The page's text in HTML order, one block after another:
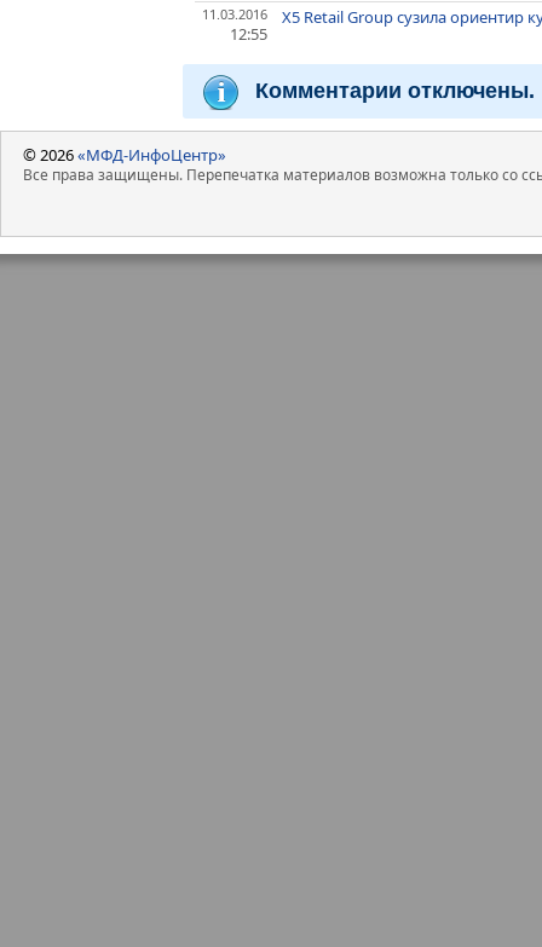
11.03.2016
12:55
X5 Retail Group сузила ориентир
Комментарии отключены.
© 2026«МФД-ИнфоЦентр»
Все права защищены. Перепечатка материалов возможна только со